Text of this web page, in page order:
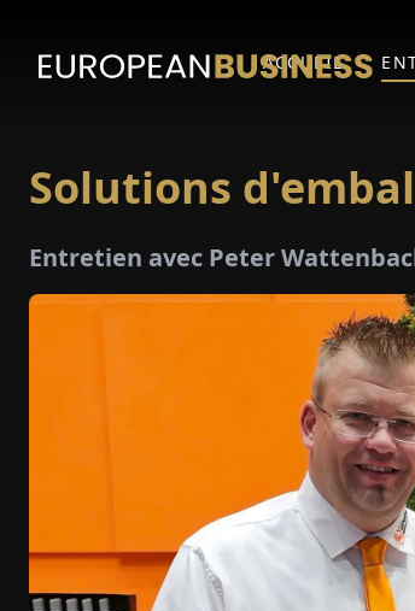
ACCUEIL
Solutions
Entretien avec Peter